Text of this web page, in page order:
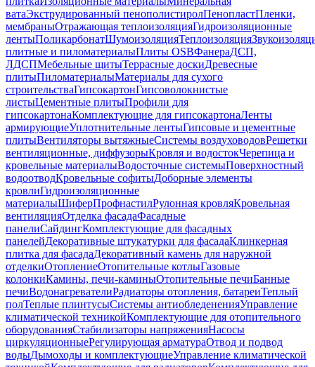
ватаЭкструдированный пенополистиролПенопластПленки,
мембраныОтражающая теплоизоляцияГидроизоляционные
лентыПоликарбонатШумоизоляцияТеплоизоляция
плитные и пиломатериалыПлиты OSBФанераДСП,
ЛДСПМебельные щитыТеррасные доскиДревесные
плитыПиломатериалыМатериалы для сухого
строительстваГипсокартонГипсоволокнистые
листыЦементные плитыПрофили для
гипсокартонаКомплектующие для гипсокартонаЛенты
армирующиеУплотнительные лентыГипсовые и цементные
плитыВентиляторы вытяжныеСистемы воздуховодовРешетки
вентиляционные, диффузорыКровля и водостокЧерепица и
кровельные материалыВодосточные системыПоверхностный
водоотводКровельные софитыДоборные элементы
кровлиГидроизоляционные
материалыШиферПрофнастилРулонная кровляКровельная
вентиляцияОтделка фасадаФасадные
панелиСайдингКомплектующие для фасадных
панелейДекоративные штукатурки для фасадаКлинкерная
плитка для фасадаДекоративный камень для наружной
отделкиОтоплениеОтопительные котлыГазовые
колонкиКамины, печи-каминыОтопительные печиБанные
печиВодонагревателиРадиаторы отопления, батареиТеплый
полТеплые плинтусыСистемы антиобледененияУправление
климатической техникойКомплектующие для отопительного
оборудованияСтабилизаторы напряженияНасосы
циркуляционныеРегулирующая арматураОтвод и подвод
водыДымоходы и комплектующиеУправление климатической